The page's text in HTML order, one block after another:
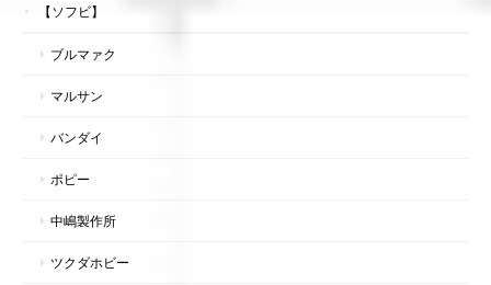
【ソフビ】
ブルマァク
マルサン
バンダイ
ポピー
中嶋製作所
ツクダホビー